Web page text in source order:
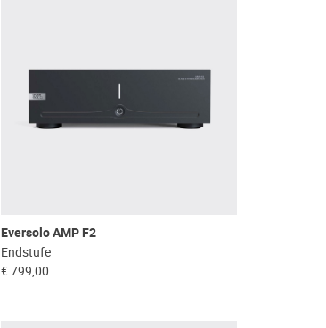
Eversolo AMP F2
Endstufe
€ 799,00